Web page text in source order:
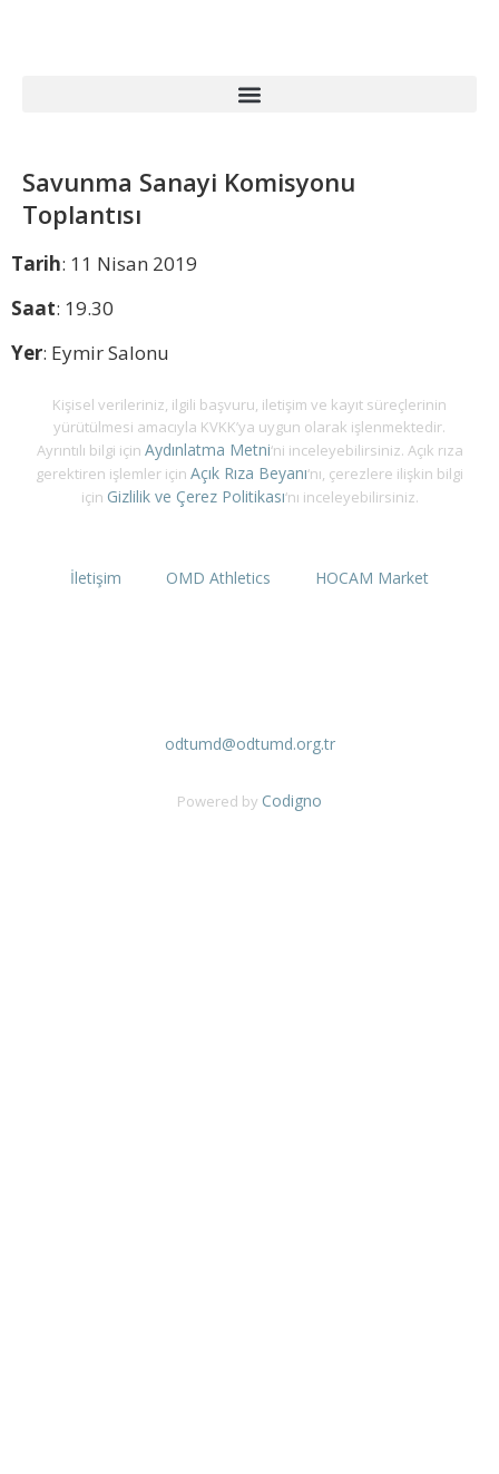
Savunma Sanayi Komisyonu
Toplantısı
Tarih: 11 Nisan 2019
Saat: 19.30
Yer: Eymir Salonu
Kişisel verileriniz, ilgili başvuru, iletişim ve kayıt süreçlerinin
yürütülmesi amacıyla KVKK’ya uygun olarak işlenmektedir.
Ayrıntılı bilgi için Aydınlatma Metni‘ni inceleyebilirsiniz. Açık rıza
gerektiren işlemler için Açık Rıza Beyanı‘nı, çerezlere ilişkin bilgi
için Gizlilik ve Çerez Politikası‘nı inceleyebilirsiniz.
İletişim OMD Athletics HOCAM Market
odtumd@odtumd.org.tr
Powered by Codigno